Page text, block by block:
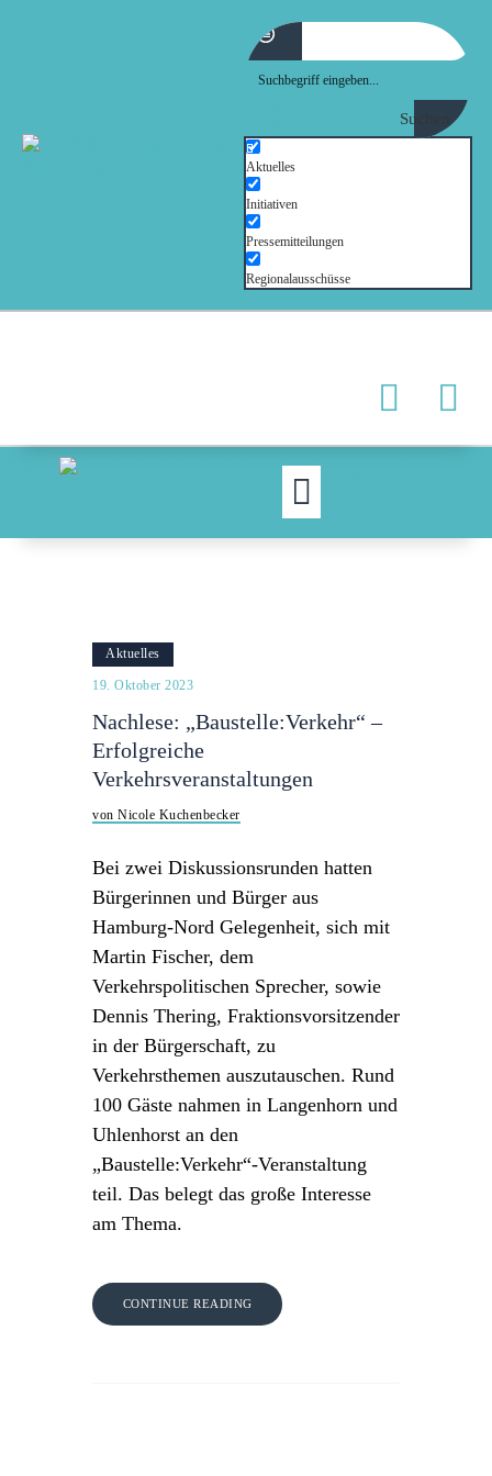
Suchen
Aktuelles
Initiativen
Pressemitteilungen
Regionalausschüsse
ABGEORDNETE
NORDAKTUELL
Aktuelles
19. Oktober 2023
Nachlese: „Baustelle:Verkehr“ –
Erfolgreiche
Verkehrsveranstaltungen
von Nicole Kuchenbecker
Bei zwei Diskussionsrunden hatten
Bürgerinnen und Bürger aus
Hamburg-Nord Gelegenheit, sich mit
Martin Fischer, dem
Verkehrspolitischen Sprecher, sowie
Dennis Thering, Fraktionsvorsitzender
in der Bürgerschaft, zu
Verkehrsthemen auszutauschen. Rund
100 Gäste nahmen in Langenhorn und
Uhlenhorst an den
„Baustelle:Verkehr“-Veranstaltung
teil. Das belegt das große Interesse
am Thema.
CONTINUE READING